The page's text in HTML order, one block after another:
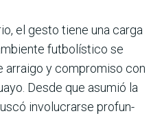
el gesto tiene una carga
futbolístico se
arraigo y compromiso con
Desde que asumió la
involucrarse profun­